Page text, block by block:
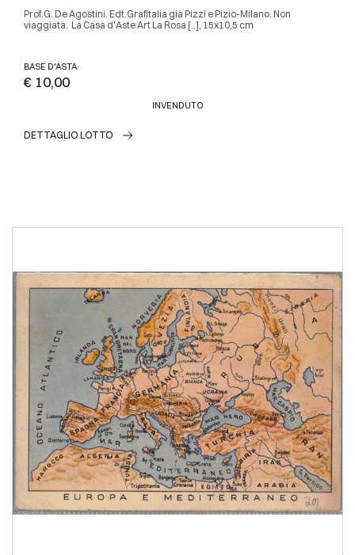
Prof.G. De Agostini. Edt.Grafitalia già Pizzi e Pizio-Milano. Non
viaggiata. La Casa d'Aste Art La Rosa [..], 15x10,5 cm
BASE D'ASTA
€ 10,00
INVENDUTO
DETTAGLIO LOTTO